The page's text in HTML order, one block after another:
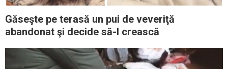
Găseşte pe terasă un pui de veveriţă
abandonat şi decide să-l crească